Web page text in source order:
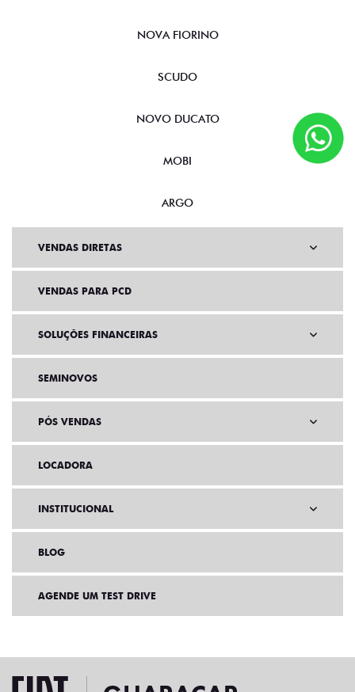
NOVA FIORINO
SCUDO
NOVO DUCATO
MOBI
ARGO
VENDAS DIRETAS
VENDAS PARA PCD
SOLUÇÕES FINANCEIRAS
SEMINOVOS
PÓS VENDAS
LOCADORA
INSTITUCIONAL
BLOG
AGENDE UM TEST DRIVE